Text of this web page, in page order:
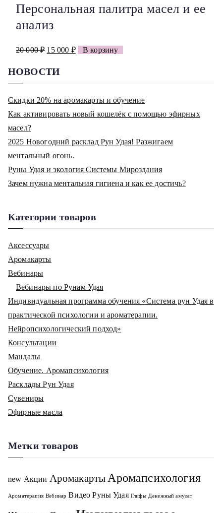
Персональная палитра масел и ее
анализ
20 000₽ Первоначальная
составляла
000 ₽.
15 000 ₽Текущая
В корзину
НОВОСТИ
Скидки 20% на аромакарты и обучение
Как активировать новый кошелёк с помощью эфирных
масел?
2025 Новогодний расклад Рун Удая! Разжигаем
ментальный огонь.
Руны Удая и экология Системы Мироздания
Зачем нужна ментальная гигиена и как ее достичь?
Категории товаров
Аксессуары
Аромакарты
Вебинары
Вебинары по Рунам Удая
Индивидуальная программа обучения «Система рун Удая в
практической психологии и ароматерапии.
Нейропсихологический подход»
Консультации
Мандалы
Обучение. Аромапсихология
Расклады Рун Удая
Сувениры
Эфирные масла
Метки товаров
new Акции Аромакарты Аромапсихология
Ароматерапия Вебинар Видео Руны Удая Глифы Денежный амулет